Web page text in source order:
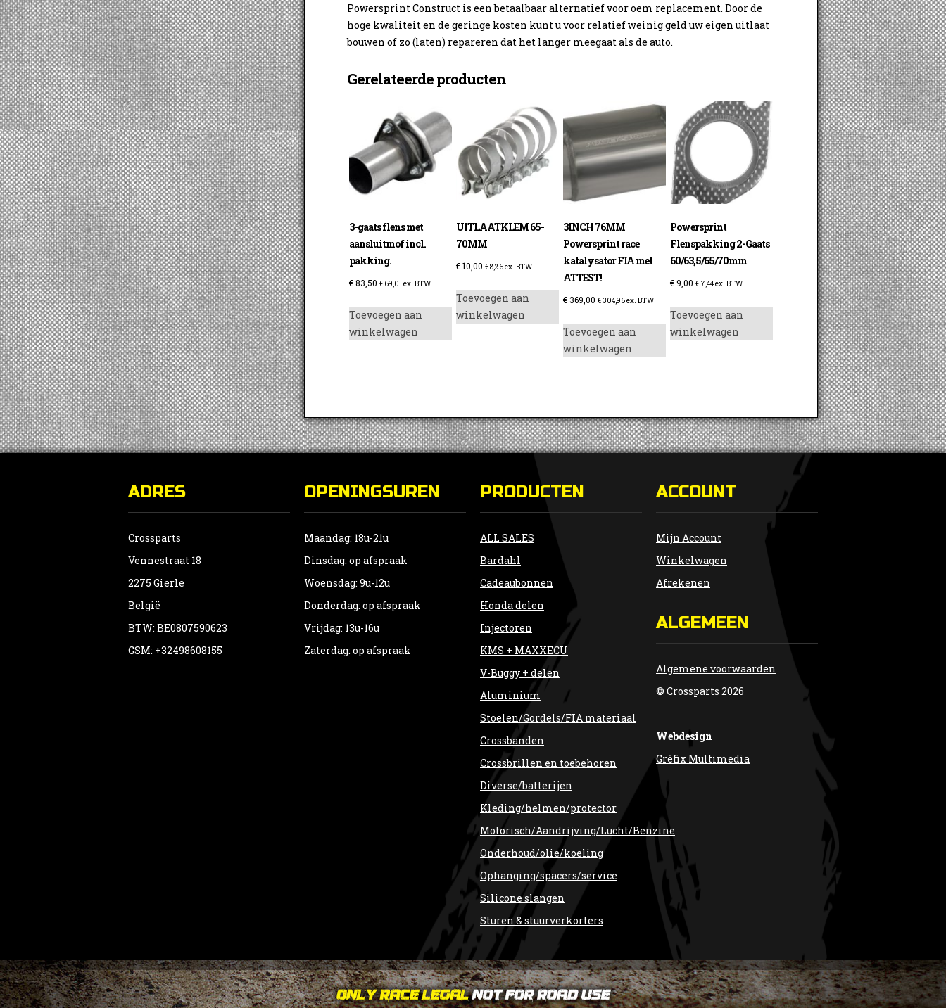
Powersprint Construct is een betaalbaar alternatief voor oem replacement. Door de
hoge kwaliteit en de geringe kosten kunt u voor relatief weinig geld uw eigen uitlaat
bouwen of zo (laten) repareren dat het langer meegaat als de auto.
Gerelateerde producten
3-gaats flens met
aansluitmof incl.
pakking.
€83,50 € 69,01 ex. BTW
Toevoegen aan
winkelwagen
UITLAATKLEM 65-
70MM
€10,00 €8,26ex. BTW
Toevoegen aan
winkelwagen
3INCH 76MM
Powersprint race
katalysator FIA met
ATTEST!
€369,00 €304,96ex. BTW
Toevoegen aan
winkelwagen
Powersprint
Flenspakking 2-Gaats
60/63,5/65/70mm
€9,00 €7,44ex. BTW
Toevoegen aan
winkelwagen
ADRES
Crossparts
Vennestraat 18
2275 Gierle
België
BTW: BE0807590623
GSM: +32498608155
OPENINGSUREN
Maandag: 18u-21u
Dinsdag: op afspraak
Woensdag: 9u-12u
Donderdag: op afspraak
Vrijdag: 13u-16u
Zaterdag: op afspraak
PRODUCTEN
ALL SALES
Bardahl
Cadeaubonnen
Honda delen
Injectoren
KMS + MAXXECU
V-Buggy + delen
Aluminium
Stoelen/Gordels/FIA materiaal
Crossbanden
Crossbrillen en toebehoren
Diverse/batterijen
Kleding/helmen/protector
Motorisch/Aandrijving/Lucht/Benzine
Onderhoud/olie/koeling
Ophanging/spacers/service
Silicone slangen
Sturen & stuurverkorters
ACCOUNT
Mijn Account
Winkelwagen
Afrekenen
ALGEMEEN
Algemene voorwaarden
© Crossparts 2026
Webdesign
Grèfix Multimedia